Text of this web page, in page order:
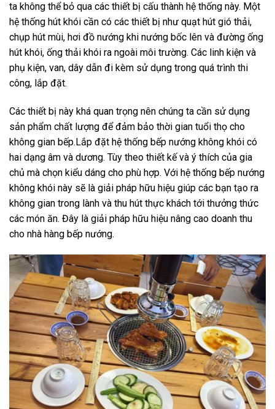
ta không thể bỏ qua các thiết bị cấu thành hệ thống này. Một
hệ thống hút khói cần có các thiết bị như quạt hút gió thải,
chụp hút mùi, hơi đồ nướng khi nướng bốc lên và đường ống
hút khói, ống thải khói ra ngoài môi trường. Các linh kiện và
phụ kiện, van, dây dẫn đi kèm sử dụng trong quá trình thi
công, lắp đặt.
Các thiết bị này khá quan trọng nên chúng ta cần sử dụng
sản phẩm chất lượng để đảm bảo thời gian tuổi thọ cho
không gian bếp.Lắp đặt hệ thống bếp nướng không khói có
hai dạng âm và dương. Tùy theo thiết kế và ý thích của gia
chủ mà chọn kiểu dáng cho phù hợp. Với hệ thống bếp nướng
không khói này sẽ là giải pháp hữu hiệu giúp các bạn tạo ra
không gian trong lành và thu hút thực khách tới thưởng thức
các món ăn. Đây là giải pháp hữu hiệu nâng cao doanh thu
cho nhà hàng bếp nướng.